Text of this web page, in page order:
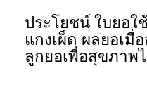
ประโยชน์ ใบยอ
แกงเผ็ด ผลยอเมื่
ลูกยอเพื่อสุขภาพ